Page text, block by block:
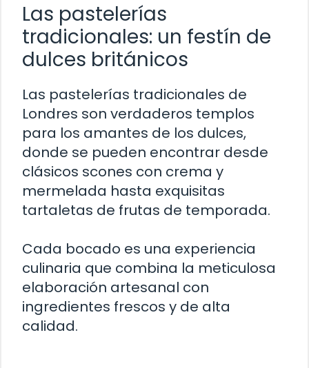
Las pastelerías
tradicionales: un festín de
dulces británicos
Las pastelerías tradicionales de
Londres son verdaderos templos
para los amantes de los dulces,
donde se pueden encontrar desde
clásicos scones con crema y
mermelada hasta exquisitas
tartaletas de frutas de temporada.
Cada bocado es una experiencia
culinaria que combina la meticulosa
elaboración artesanal con
ingredientes frescos y de alta
calidad.